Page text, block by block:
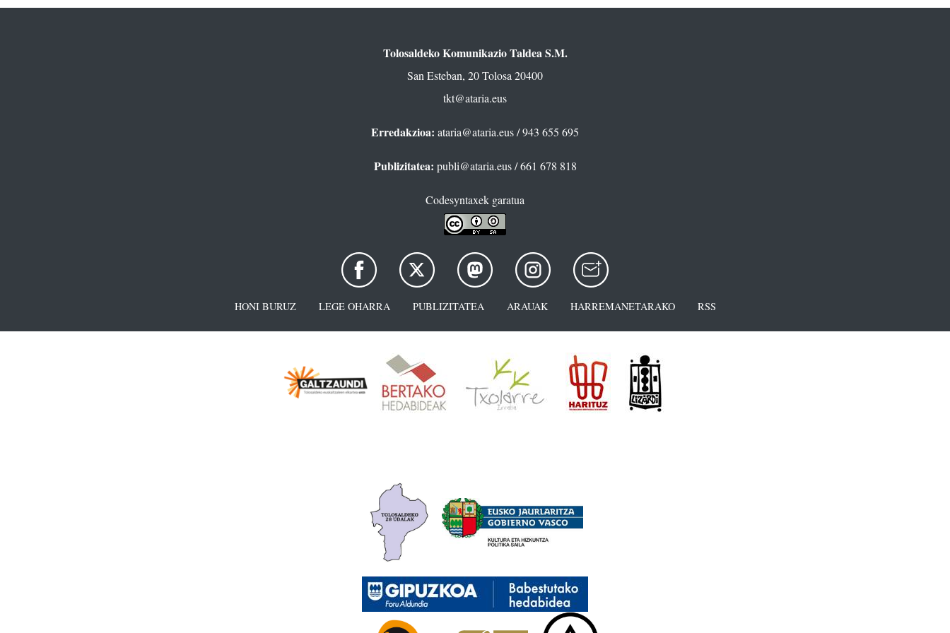
Tolosaldeko Komunikazio Taldea S.M.
San Esteban, 20 Tolosa 20400
tkt@ataria.eus
Erredakzioa: ataria@ataria.eus/ 943 655 695
Publizitatea: publi@ataria.eus/ 661 678 818
Codesyntaxek garatua
HONI BURUZ LEGE OHARRA PUBLIZITATEA ARAUAK HARREMANETARAKO RSS